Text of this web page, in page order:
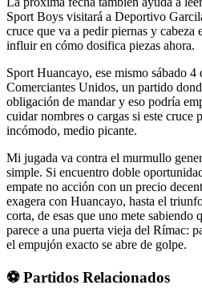
Sport Boys visitará a Deportivo
cruce que va a pedir piernas y cabeza
influir en cómo dosifica piezas ahora.
Sport Huancayo, ese mismo sábado 4
Comerciantes Unidos, un partido
obligación de mandar y eso podría
cuidar nombres o cargas si este cruce
incómodo, medio picante.
Mi jugada va contra el murmullo
simple. Si encuentro doble
empate no acción con un precio
exagera con Huancayo, hasta el
corta, de esas que uno mete sabiendo
parece a una puerta vieja del Rímac:
el empujón exacto se abre de golpe.
⚽ Partidos Relacionados